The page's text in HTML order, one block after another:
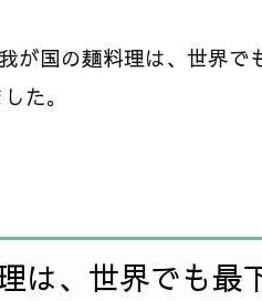
が国の麺料理は、世界で
た。
は、世界でも最